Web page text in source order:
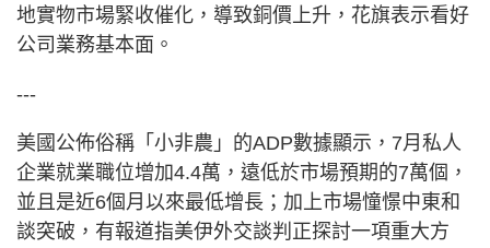
地實物市場緊收催化，導致銅價上升，花旗表示看好
公司業務基本面。
---
美國公佈俗稱「小非農」的ADP數據顯示，7月私人
企業就業職位增加4.4萬，遠低於市場預期的7萬個，
並且是近6個月以來最低增長；加上市場憧憬中東和
談突破，有報道指美伊外交談判正探討一項重大方